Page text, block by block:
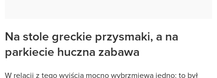
Na stole greckie przysmaki, a na
parkiecie huczna zabawa
W relacji z tego wyjścia mocno wybrzmiewa jedno: to był